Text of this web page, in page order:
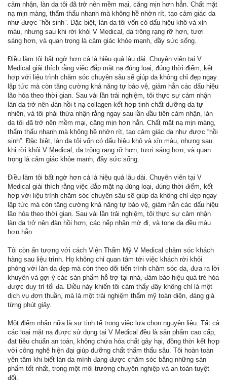
cảm nhận, làn da tôi đã trở nên mềm mại, căng mịn hơn hẳn. Chất mặt
nạ mịn màng, thẩm thấu nhanh mà không hề nhờn rít, tạo cảm giác da
như được “hồi sinh”. Đặc biệt, làn da tôi vốn có dấu hiệu khô và xỉn
màu, nhưng sau khi rời khỏi V Medical, da trông rạng rỡ hơn, tươi
sáng hơn, và quan trọng là cảm giác khỏe mạnh, đầy sức sống.
Điều làm tôi bất ngờ hơn cả là hiệu quả lâu dài. Chuyên viên tại V
Medical giải thích rằng việc đắp mặt nạ đúng loại, đúng thời điểm, kết
hợp với liệu trình chăm sóc chuyên sâu sẽ giúp da không chỉ đẹp ngay
lập tức mà còn tăng cường khả năng tự bảo vệ, giảm hẳn các dấu hiệu
lão hóa theo thời gian. Sau vài lần trải nghiệm, tôi thực sự cảm nhận
làn da trở nên đàn hồi t nạ collagen kết hợp tinh chất dưỡng da tự
nhiên, và tôi phải thừa nhận rằng ngay sau lần đầu tiên cảm nhận, làn
da tôi đã trở nên mềm mại, căng mịn hơn hẳn. Chất mặt nạ mịn màng,
thẩm thấu nhanh mà không hề nhờn rít, tạo cảm giác da như được “hồi
sinh”. Đặc biệt, làn da tôi vốn có dấu hiệu khô và xỉn màu, nhưng sau
khi rời khỏi V Medical, da trông rạng rỡ hơn, tươi sáng hơn, và quan
trọng là cảm giác khỏe mạnh, đầy sức sống.
Điều làm tôi bất ngờ hơn cả là hiệu quả lâu dài. Chuyên viên tại V
Medical giải thích rằng việc đắp mặt nạ đúng loại, đúng thời điểm, kết
hợp với liệu trình chăm sóc chuyên sâu sẽ giúp da không chỉ đẹp ngay
lập tức mà còn tăng cường khả năng tự bảo vệ, giảm hẳn các dấu hiệu
lão hóa theo thời gian. Sau vài lần trải nghiệm, tôi thực sự cảm nhận
làn da trở nên đàn hồi hơn, các nếp nhăn mờ đi, và tone da đều màu
hơn hẳn.
Tôi còn ấn tượng với cách Viện Thẩm Mỹ V Medical chăm sóc khách
hàng sau liệu trình. Họ không chỉ quan tâm tới việc khách rời khỏi
phòng với làn da đẹp mà còn theo dõi tiến trình chăm sóc da, đưa ra lời
khuyên và gợi ý các sản phẩm hỗ trợ tại nhà, đảm bảo hiệu quả trẻ hóa
được duy trì tối đa. Điều này khiến tôi cảm thấy đây không chỉ là một
dịch vụ đơn thuần, mà là một trải nghiệm thẩm mỹ toàn diện, đáng giá
từng phút giây.
Một điểm nhấn nữa là sự tinh tế trong việc lựa chọn nguyên liệu. Tất cả
các loại mặt nạ được sử dụng tại V Medical đều là sản phẩm cao cấp,
đạt tiêu chuẩn an toàn, không chứa hóa chất gây hại, đồng thời kết hợp
với công nghệ hiện đại giúp dưỡng chất thẩm thấu sâu. Tôi hoàn toàn
yên tâm khi biết làn da mình đang được chăm sóc bằng những sản
phẩm tốt nhất, trong một môi trường chuyên nghiệp và an toàn tuyệt
đối.